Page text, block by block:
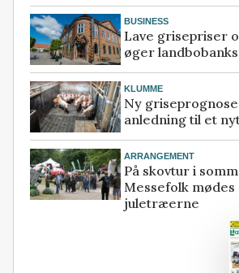
BUSINESS
Lave grisepriser
øger
KLUMME
Ny
anledning til et
ARRANGEMENT
På skovtur i
Messefolk
juletræerne